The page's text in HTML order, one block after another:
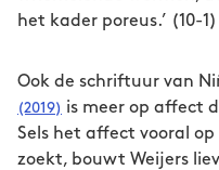
het kader poreus.’ (10-1)
Ook de schriftuur van
(2019) is meer op affect
Sels het affect vooral
zoekt, bouwt Weijers